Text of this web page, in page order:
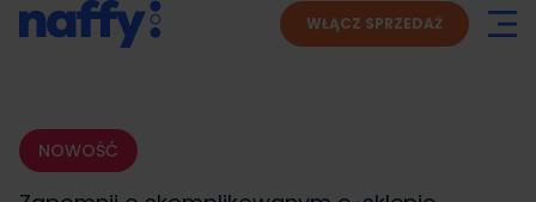
WŁĄCZ SPRZEDAŻ
NOWOŚĆ